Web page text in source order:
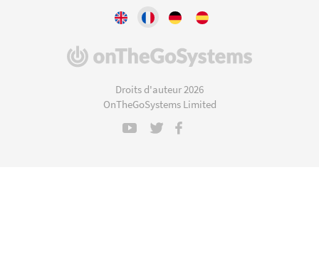
(s'ouvre
Droits d'auteur 2026
OnTheGoSystems Limited